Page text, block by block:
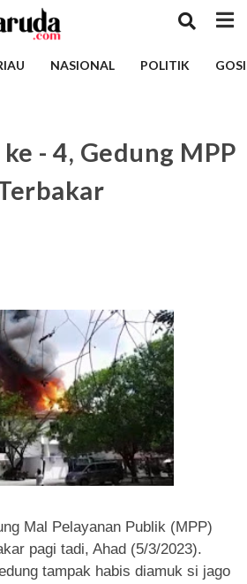
NASIONAL POLITIK
- 4, Gedung MPP
Mal Pelayanan Publik (MPP)
pagi tadi, Ahad (5/3/2023).
tampak habis diamuk si jago